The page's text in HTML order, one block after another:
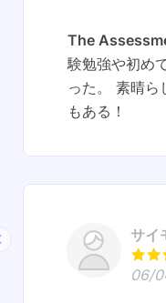
The
験勉強や初め
った。 素晴ら
もある！
サイ
06/